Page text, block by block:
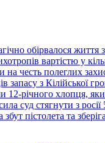
обірвалося життя
вартістю у
честь полеглих
запасу з Кілійської
12-річного хлопця,
суд стягнути з росії
пістолета та